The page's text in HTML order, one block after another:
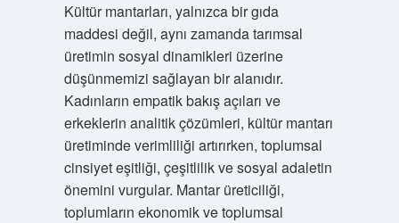
Kültür mantarları, yalnızca bir gıda
maddesi değil, aynı zamanda tarımsal
üretimin sosyal dinamikleri üzerine
düşünmemizi sağlayan bir alanıdır.
Kadınların empatik bakış açıları ve
erkeklerin analitik çözümleri, kültür mantarı
üretiminde verimliliği artırırken, toplumsal
cinsiyet eşitliği, çeşitlilik ve sosyal adaletin
önemini vurgular. Mantar üreticiliği,
toplumların ekonomik ve toplumsal